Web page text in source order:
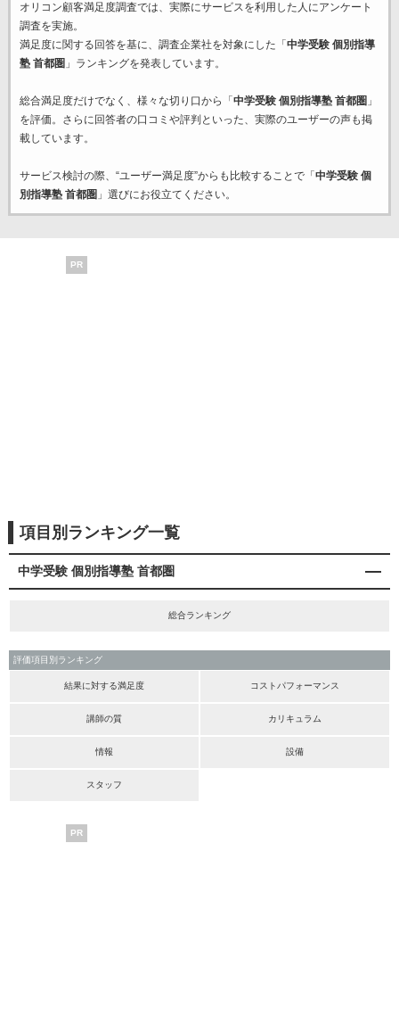
オリコン顧客満足度調査では、実際にサービスを利用した 人にアンケート
調査を実施。
満足度に関する回答を基に、調査企業社を対象にした「 中学受験 個別指導
塾 首都圏 」ランキングを発表しています。
総合満足度だけでなく、様々な切り口から「 中学受験 個別指導塾 首都圏 」
を評価。さらに回答者の口コミや評判といった、実際のユーザーの声も掲
載しています。
サービス検討の際、“ユーザー満足度”からも比較することで「 中学受験 個
別指導塾 首都圏 」選びにお役立てください。
PR
項目別ランキング一覧
中学受験 個別指導塾 首都圏
総合ランキング
評価項目別ランキング
結果に対する満足度 コストパフォーマンス
講師の質 カリキュラム
情報 設備
スタッフ
PR